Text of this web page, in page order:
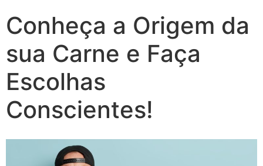
Conheça a Origem da
sua Carne e Faça
Escolhas
Conscientes!